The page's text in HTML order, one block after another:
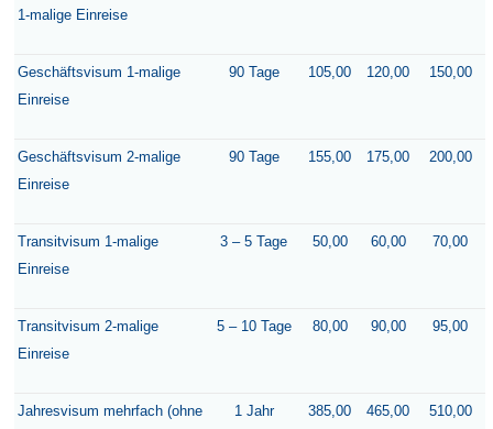
1-malige Einreise
Geschäftsvisum 1-malige
Einreise
90 Tage 105,00 120,00 150,00
Geschäftsvisum 2-malige
Einreise
90 Tage 155,00 175,00 200,00
Transitvisum 1-malige
Einreise
3 – 5 Tage 50,00 60,00 70,00
Transitvisum 2-malige
Einreise
5 – 10 Tage 80,00 90,00 95,00
Jahresvisum mehrfach (ohne
1 Jahr 385,00 465,00 510,00